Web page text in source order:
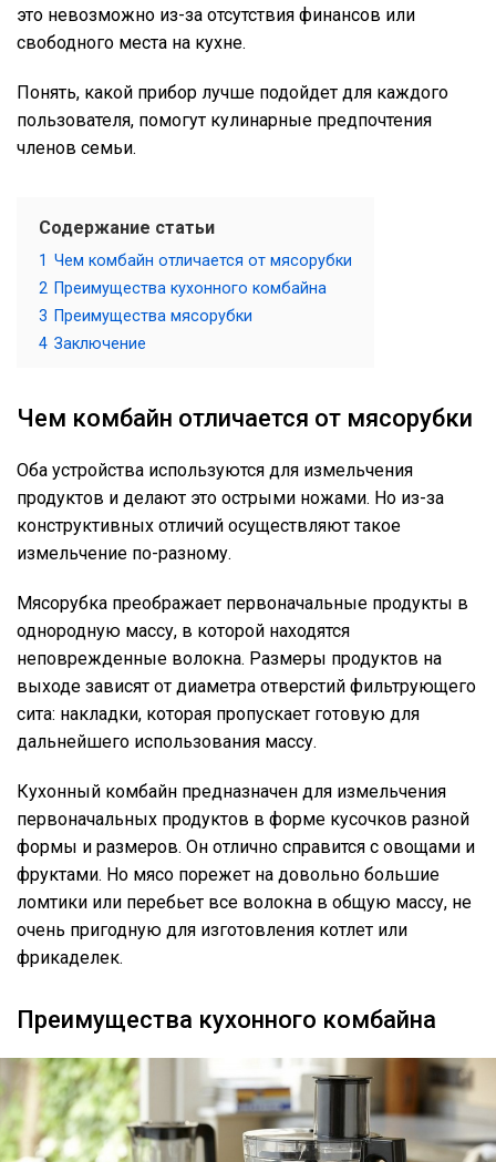
это невозможно из-за отсутствия финансов или
свободного места на кухне.
Понять, какой прибор лучше подойдет для каждого
пользователя, помогут кулинарные предпочтения
членов семьи.
Содержание статьи
1 Чем комбайн отличается от мясорубки
2 Преимущества кухонного комбайна
3 Преимущества мясорубки
4 Заключение
Чем комбайн отличается от мясорубки
Оба устройства используются для измельчения
продуктов и делают это острыми ножами. Но из-за
конструктивных отличий осуществляют такое
измельчение по-разному.
Мясорубка преображает первоначальные продукты в
однородную массу, в которой находятся
неповрежденные волокна. Размеры продуктов на
выходе зависят от диаметра отверстий фильтрующего
сита: накладки, которая пропускает готовую для
дальнейшего использования массу.
Кухонный комбайн предназначен для измельчения
первоначальных продуктов в форме кусочков разной
формы и размеров. Он отлично справится с овощами и
фруктами. Но мясо порежет на довольно большие
ломтики или перебьет все волокна в общую массу, не
очень пригодную для изготовления котлет или
фрикаделек.
Преимущества кухонного комбайна